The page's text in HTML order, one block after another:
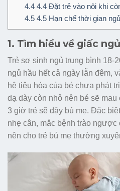
4.44.4 Đặt trẻ vào nôi khi
4.54.5 Hạn chế thời gian
1. Tìm hiểu về giấc
Trẻ sơ sinh ngủ trung bình 18-
ngủ hầu hết cả ngày lẫn đêm,
hệ tiêu hóa của bé chưa phát
dạ dày còn nhỏ nên bé sẽ
3 giờ trẻ sẽ dậy bú mẹ. Đặc
nhẹ cân, mắc bệnh trào
nên cho trẻ bú mẹ thường